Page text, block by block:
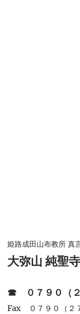
姫路成田山布教所 真
大弥山 純聖寺
☎︎ ０７９０（
Fax ０７９０（２